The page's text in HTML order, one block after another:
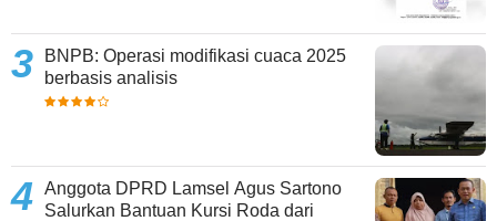
BNPB: Operasi modifikasi cuaca 2025
berbasis analisis
Anggota DPRD Lamsel Agus Sartono
Salurkan Bantuan Kursi Roda dari